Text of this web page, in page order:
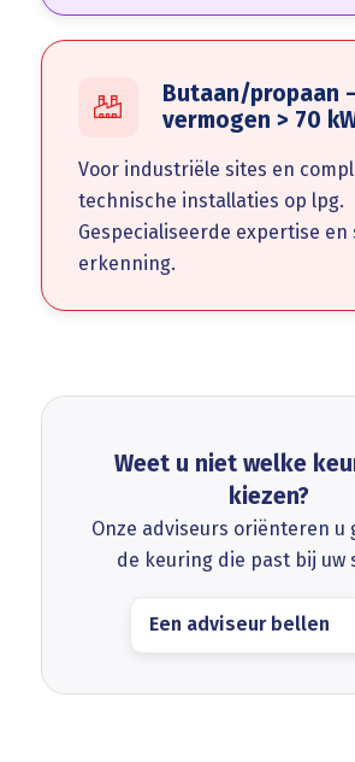
Butaan/propaan
vermogen > 70
Voor industriële sites en
technische installaties op lpg.
Gespecialiseerde expertise en
erkenning.
Weet u niet welke
kiezen?
Onze adviseurs oriënteren u
de keuring die past bij uw
Een adviseur bellen